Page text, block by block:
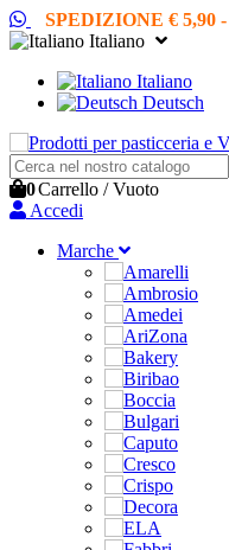
SPEDIZIONE € 5,90
Italiano
Italiano
Deutsch
0Carrello /Vuoto
Accedi
Marche